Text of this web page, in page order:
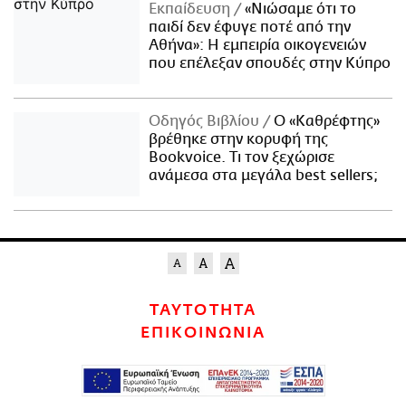
Εκπαίδευση
«Νιώσαμε ότι το
παιδί δεν έφυγε ποτέ από την
Αθήνα»: Η εμπειρία οικογενειών
που επέλεξαν σπουδές στην Κύπρο
Οδηγός Βιβλίου
Ο «Καθρέφτης»
βρέθηκε στην κορυφή της
Bookvoice. Τι τον ξεχώρισε
ανάμεσα στα μεγάλα best sellers;
ΤΑΥΤΟΤΗΤΑ
ΕΠΙΚΟΙΝΩΝΙΑ